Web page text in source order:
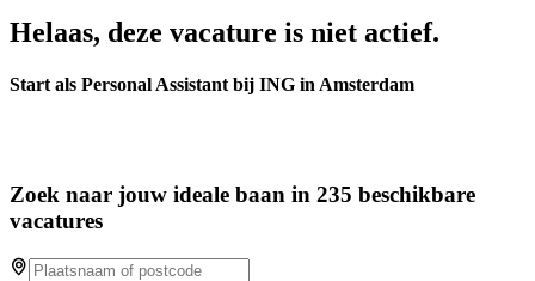
Helaas, deze vacature is niet actief.
Start als Personal Assistant bij ING in Amsterdam
Zoek naar jouw ideale baan in 235 beschikbare
vacatures